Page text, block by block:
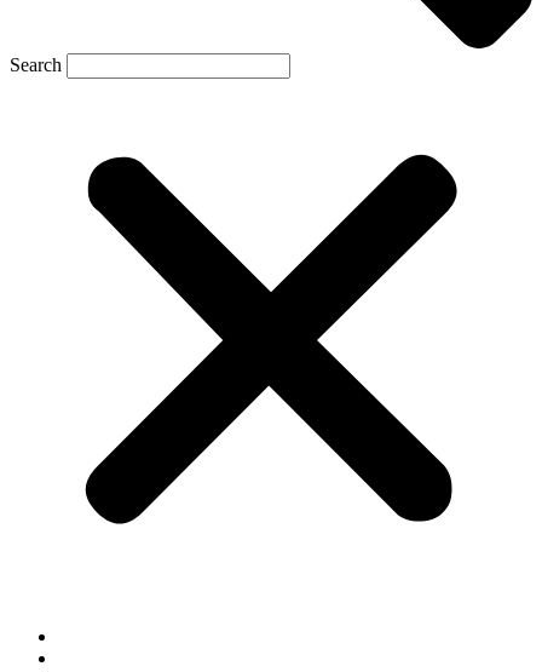
Search